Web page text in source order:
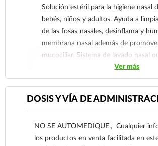
Solución estéril para la higiene nasal
bebés, niños y adultos. Ayuda a
de las fosas nasales, desinflama y
membrana nasal además de
mucociliar. Sistema de lavado nasal
materia inhalada como polen, polvo,
otros irritantes. Úsese en asociación
prevención de las infecciones
Ver más
DOSIS Y VÍA DE
NO SE AUTOMEDIQUE., Cualquier
los productos en venta facilitada en